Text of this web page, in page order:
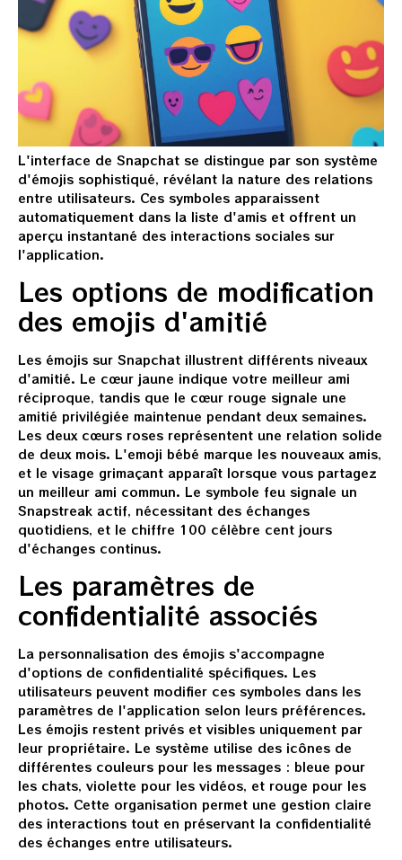
L'interface de Snapchat se distingue par son système
d'émojis sophistiqué, révélant la nature des relations
entre utilisateurs. Ces symboles apparaissent
automatiquement dans la liste d'amis et offrent un
aperçu instantané des interactions sociales sur
l'application.
Les options de modification
des emojis d'amitié
Les émojis sur Snapchat illustrent différents niveaux
d'amitié. Le cœur jaune indique votre meilleur ami
réciproque, tandis que le cœur rouge signale une
amitié privilégiée maintenue pendant deux semaines.
Les deux cœurs roses représentent une relation solide
de deux mois. L'emoji bébé marque les nouveaux amis,
et le visage grimaçant apparaît lorsque vous partagez
un meilleur ami commun. Le symbole feu signale un
Snapstreak actif, nécessitant des échanges
quotidiens, et le chiffre 100 célèbre cent jours
d'échanges continus.
Les paramètres de
confidentialité associés
La personnalisation des émojis s'accompagne
d'options de confidentialité spécifiques. Les
utilisateurs peuvent modifier ces symboles dans les
paramètres de l'application selon leurs préférences.
Les émojis restent privés et visibles uniquement par
leur propriétaire. Le système utilise des icônes de
différentes couleurs pour les messages : bleue pour
les chats, violette pour les vidéos, et rouge pour les
photos. Cette organisation permet une gestion claire
des interactions tout en préservant la confidentialité
des échanges entre utilisateurs.